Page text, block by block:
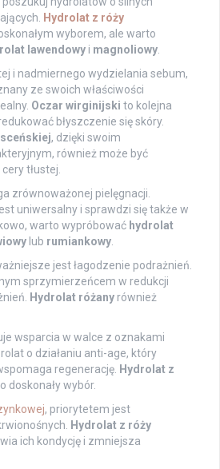
Hydrolat z róży
wyborem, ale warto
lawendowy i magnoliowy
i nadmiernego wydzielania sebum,
ze swoich właściwości
Oczar wirginijski to kolejna
błyszczenie się skóry.
, dzięki swoim
również może być
tłustej.
zrównoważonej pielęgnacji.
uniwersalny i sprawdzi się także w
warto wypróbować hydrolat
lub rumiankowy
jest łagodzenie podrażnień.
sprzymierzeńcem w redukcji
Hydrolat różany również
wsparcia w walce z oznakami
o działaniu anti-age, który
regenerację. Hydrolat z
doskonały wybór.
, priorytetem jest
Hydrolat z róży
ich kondycję i zmniejsza